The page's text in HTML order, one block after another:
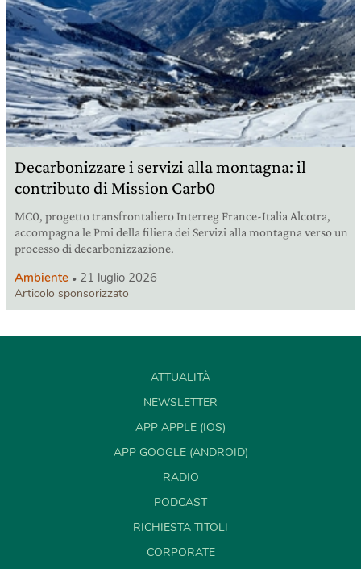
Decarbonizzare i servizi alla montagna: il
contributo di Mission Carb0
MC0, progetto transfrontaliero Interreg France-Italia Alcotra,
accompagna le Pmi della filiera dei Servizi alla montagna verso un
processo di decarbonizzazione.
Ambiente 21 luglio 2026
Articolo sponsorizzato
ATTUALITÀ
NEWSLETTER
APP APPLE (IOS)
APP GOOGLE (ANDROID)
RADIO
PODCAST
RICHIESTA TITOLI
CORPORATE